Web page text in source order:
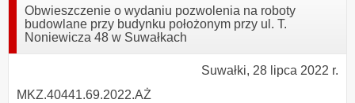
Obwieszczenie o wydaniu pozwolenia na roboty
budowlane przy budynku położonym przy ul. T.
Noniewicza 48 w Suwałkach
Suwałki, 28 lipca 2022 r.
MKZ.40441.69.2022.AŻ